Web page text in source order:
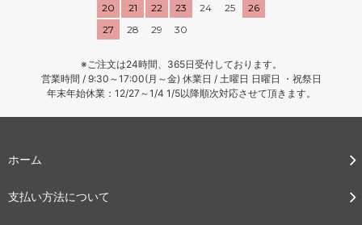
20
21 22 23 24 25
26
27
28 29 30
※ご注文は24時間、365日受付しております。
営業時間 / 9:30～17:00(月～金) 休業日 / 土曜日 日曜日 ・祝祭日
年末年始休業：12/27～1/4 1/5以降順次対応させて頂きます。
ホーム
支払い方法について